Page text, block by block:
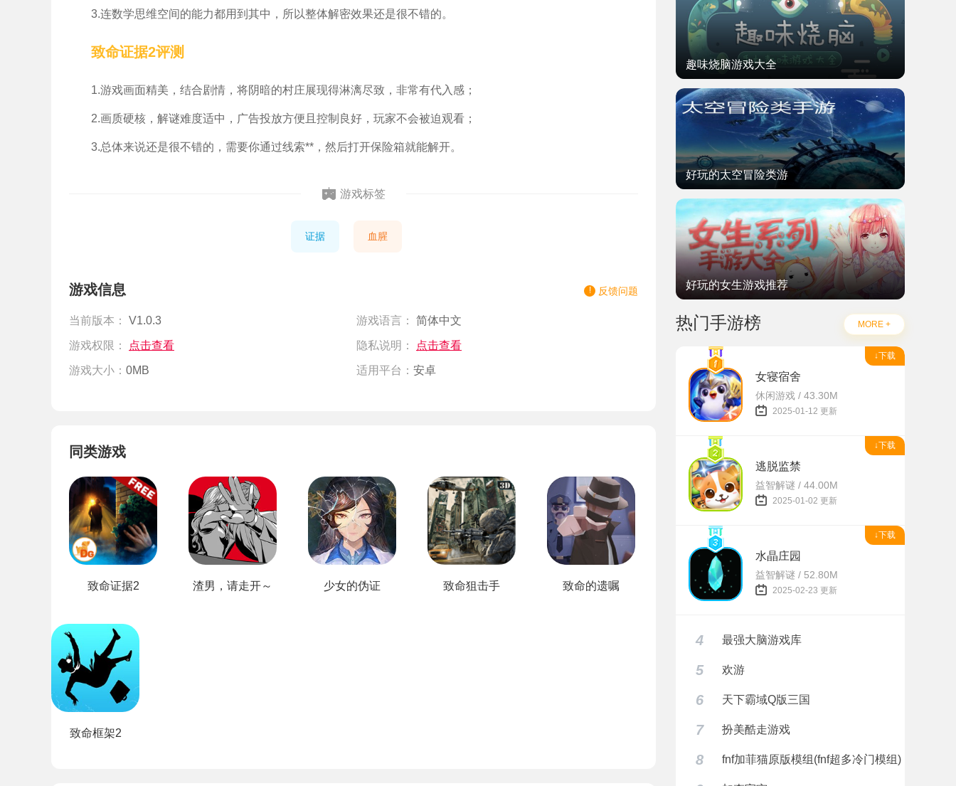
3.连数学思维空间的能力都用到其中，所以整体解密效果还是很不错的。
致命证据2评测
1.游戏画面精美，结合剧情，将阴暗的村庄展现得淋漓尽致，非常有代入感；
2.画质硬核，解谜难度适中，广告投放方便且控制良好，玩家不会被迫观看；
3.总体来说还是很不错的，需要你通过线索**，然后打开保险箱就能解开。
游戏标签
证据 血腥
游戏信息 反馈问题
当前版本： V1.0.3 游戏语言： 简体中文
游戏权限： 点击查看 隐私说明： 点击查看
游戏大小： 0MB 适用平台： 安卓
同类游戏
致命证据2 渣男，请走开～ 少女的伪证 致命狙击手 致命的遗嘱
致命框架2
趣味烧脑游戏大全
好玩的太空冒险类游
好玩的女生游戏推荐
热门手游榜 MORE +
↓下载
女寝宿舍
休闲游戏 / 43.30M
2025-01-12 更新
↓下载
逃脱监禁
益智解谜 / 44.00M
2025-01-02 更新
↓下载
水晶庄园
益智解谜 / 52.80M
2025-02-23 更新
4 最强大脑游戏库
5 欢游
6 天下霸域Q版三国
7 扮美酷走游戏
8 fnf加菲猫原版模组(fnf超多冷门模组)